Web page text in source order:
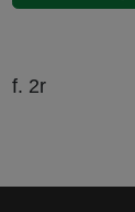
f. 2r